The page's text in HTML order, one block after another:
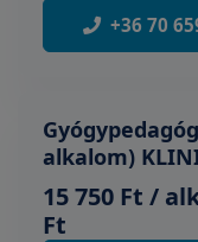
+36 70
alkalom)
15 750 Ft /
Ft